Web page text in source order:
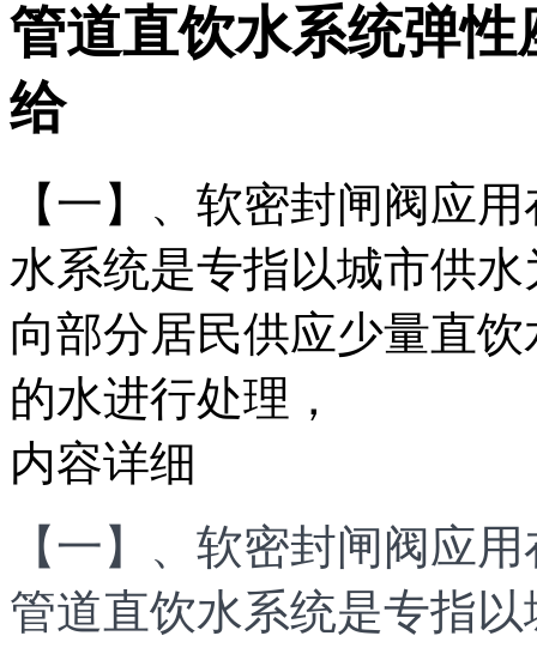
管道直饮水系统弹
给
【一】、软密封闸阀应
水系统是专指以城市供
向部分居民供应少量直
的水进行处理，
内容详细
【一】、软密封闸阀应
管道直饮水系统是专指